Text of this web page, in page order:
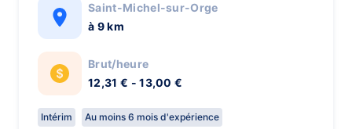
Saint-Michel-sur-Orge
à 9 km
Brut/heure
12,31 € - 13,00 €
Intérim Au moins 6 mois d'expérience